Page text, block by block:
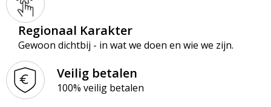
Regionaal Karakter
Gewoon dichtbij - in wat we doen en wie we zijn.
Veilig betalen
100% veilig betalen